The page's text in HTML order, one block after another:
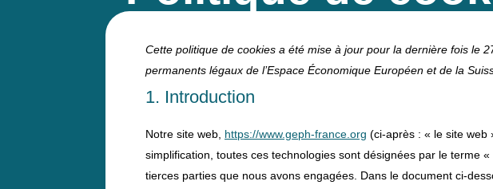
Cette politique de cookies a été mise à jour pour la dernière fois le
permanents légaux de l’Espace Économique Européen et de la
1. Introduction
Notre site web, https://www.geph-france.org (ci-après : « le site web
simplification, toutes ces technologies sont désignées par le terme
tierces parties que nous avons engagées. Dans le document ci-